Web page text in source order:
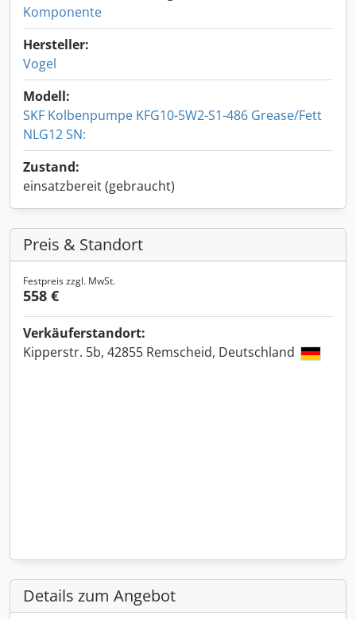
Komponente
Hersteller:
Vogel
Modell:
SKF Kolbenpumpe KFG10-5W2-S1-486 Grease/Fett
NLG12 SN:
Zustand:
einsatzbereit (gebraucht)
Preis & Standort
Festpreis zzgl. MwSt.
558 €
Verkäuferstandort:
Kipperstr. 5b, 42855 Remscheid, Deutschland
Details zum Angebot